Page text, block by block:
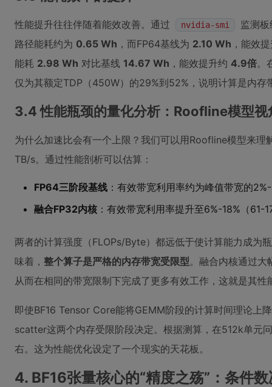
性能提升往往伴随着能效改善。通过 nvidia-smi
监测
路径能耗约为 0.65 Wh ，而FP64基线为 2.10 Wh ，能效
能耗 2.98 Wh 对比基线 14.67 Wh ，能效提升约 4.9倍。
仅为其额定TDP（450W）的29%到52%，说明计算是内存
3.4 性能瓶颈的量化分析：Roofline模型视
为什么加速比会有一个上限？我们可以用Roofline模型来理
TB/s。通过性能剖析可以估算：
FP64三阶段基线 ：有效带宽利用率约为峰值带宽的
融合FP32内核 ：有效带宽利用率提升至6%-18%（61-
两者的计算强度（FLOPs/Byte）都远低于使计算能力成为
味着， 整个算子是严格的内存带宽受限型。融合内核通过大
从而在相同的带宽限制下完成了更多有效工作，这就是其性
即使BF16 Tensor Core能将GEMM阶段的计算时间理论上
scatter这两个内存受限阶段决定。根据测算，在512k单元
右。这为性能优化设定了一个现实的天花板。
4. BF16张量核心的“精度之殇”：条件